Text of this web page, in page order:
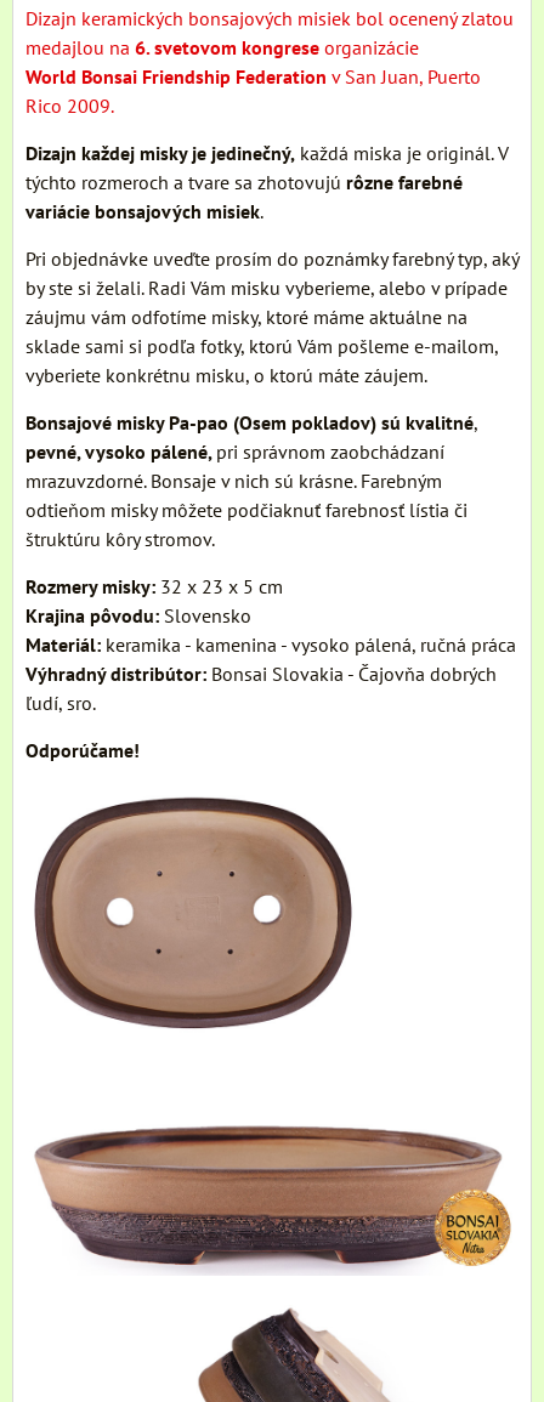
Dizajn keramických bonsajových misiek bol ocenený zlatou
medajlou na 6. svetovom kongrese organizácie
World Bonsai Friendship Federation v San Juan, Puerto
Rico 2009.
Dizajn každej misky je jedinečný, každá miska je originál. V
týchto rozmeroch a tvare sa zhotovujú rôzne farebné
variácie bonsajových misiek.
Pri objednávke uveďte prosím do poznámky farebný typ, aký
by ste si želali. Radi Vám misku vyberieme, alebo v prípade
záujmu vám odfotíme misky, ktoré máme aktuálne na
sklade sami si podľa fotky, ktorú Vám pošleme e-mailom,
vyberiete konkrétnu misku, o ktorú máte záujem.
Bonsajové misky Pa-pao (Osem pokladov) sú kvalitné,
pevné, vysoko pálené, pri správnom zaobchádzaní
mrazuvzdorné. Bonsaje v nich sú krásne. Farebným
odtieňom misky môžete podčiaknuť farebnosť lístia či
štruktúru kôry stromov.
Rozmery misky: 32 x 23 x 5 cm
Krajina pôvodu: Slovensko
Materiál: keramika - kamenina - vysoko pálená, ručná práca
Výhradný distribútor: Bonsai Slovakia - Čajovňa dobrých
ľudí, sro.
Odporúčame!